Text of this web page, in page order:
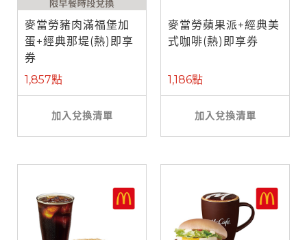
麥當勞豬肉滿福堡加
蛋+經典那堤(熱)即享
券
1,857點
加入兌換清單
麥當勞蘋果派+經典美
式咖啡(熱)即享券
1,186點
加入兌換清單